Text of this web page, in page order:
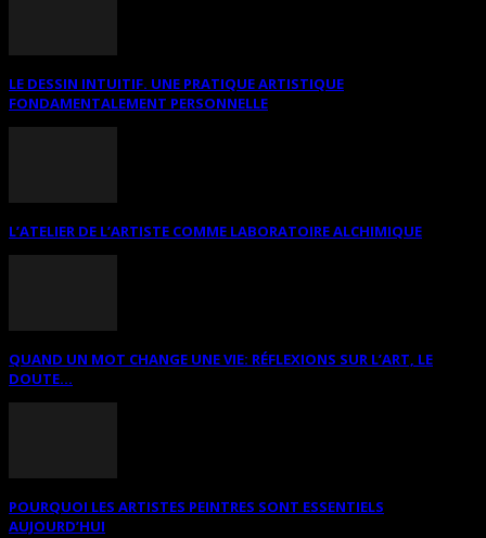
LE DESSIN INTUITIF. UNE PRATIQUE ARTISTIQUE
FONDAMENTALEMENT PERSONNELLE
L’ATELIER DE L’ARTISTE COMME LABORATOIRE ALCHIMIQUE
QUAND UN MOT CHANGE UNE VIE: RÉFLEXIONS SUR L’ART, LE
DOUTE...
POURQUOI LES ARTISTES PEINTRES SONT ESSENTIELS
AUJOURD’HUI